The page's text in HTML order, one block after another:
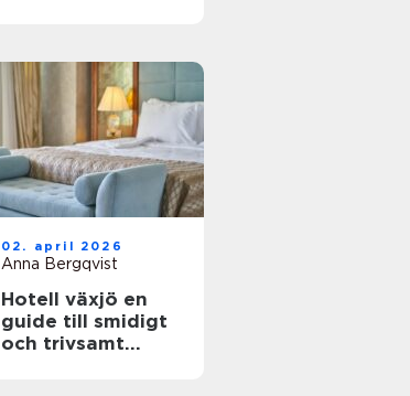
02. april 2026
Anna Bergqvist
Hotell växjö en
guide till smidigt
och trivsamt